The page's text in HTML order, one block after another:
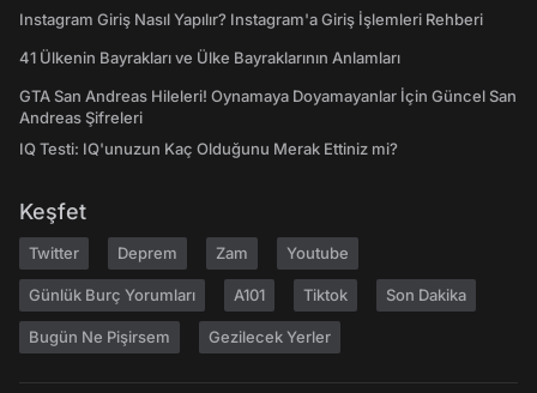
Instagram Giriş Nasıl Yapılır? Instagram'a Giriş İşlemleri Rehberi
41 Ülkenin Bayrakları ve Ülke Bayraklarının Anlamları
GTA San Andreas Hileleri! Oynamaya Doyamayanlar İçin Güncel San
Andreas Şifreleri
IQ Testi: IQ'unuzun Kaç Olduğunu Merak Ettiniz mi?
Keşfet
Twitter Deprem Zam Youtube
Günlük Burç Yorumları A101 Tiktok Son Dakika
Bugün Ne Pişirsem Gezilecek Yerler